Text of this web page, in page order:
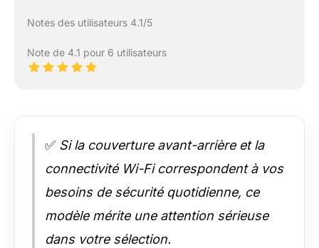
Notes des utilisateurs 4.1/5
Note de 4.1 pour 6 utilisateurs
✅ Si la couverture avant-arrière et la
connectivité Wi-Fi correspondent à vos
besoins de sécurité quotidienne, ce
modèle mérite une attention sérieuse
dans votre sélection.